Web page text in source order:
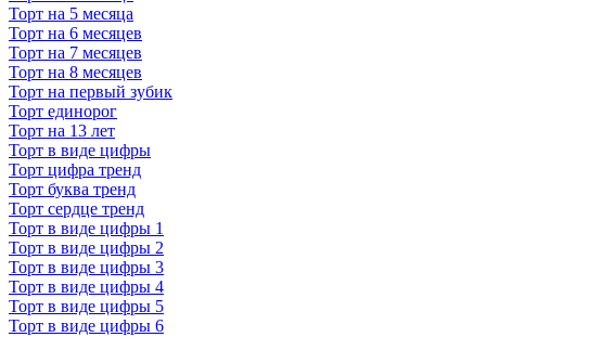
Торт на 5 месяца
Торт на 6 месяцев
Торт на 7 месяцев
Торт на 8 месяцев
Торт на первый зубик
Торт единорог
Торт на 13 лет
Торт в виде цифры
Торт цифра тренд
Торт буква тренд
Торт сердце тренд
Торт в виде цифры 1
Торт в виде цифры 2
Торт в виде цифры 3
Торт в виде цифры 4
Торт в виде цифры 5
Торт в виде цифры 6